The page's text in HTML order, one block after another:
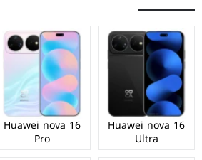
Huawei nova 16
Ultra
Huawei nova 16
Pro